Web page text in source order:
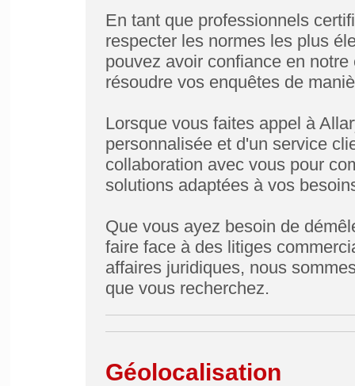
En tant que professionnels
respecter les normes les plus
pouvez avoir confiance en
résoudre vos enquêtes de
Lorsque vous faites appel à
personnalisée et d'un service
collaboration avec vous pour
solutions adaptées à vos
Que vous ayez besoin de
faire face à des litiges
affaires juridiques, nous
que vous recherchez.
Géolocalisation